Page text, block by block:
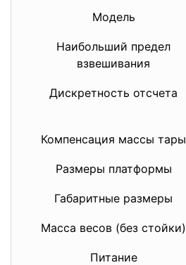
Модель
Наибольший предел
взвешивания
Дискретность отсчета
Компенсация массы тары
Размеры платформы
Габаритные размеры
Масса весов (без стойки)
Питание